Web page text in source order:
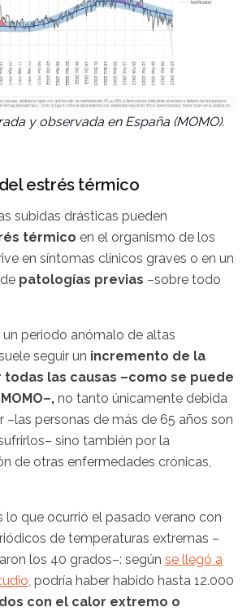
y observada en España (MOMO).
estrés térmico
subidas drásticas pueden
térmico en el organismo de los
en síntomas clínicos graves o en un
patologías previas –sobre todo
un periodo anómalo de altas
seguir un incremento de la
las causas –como se puede
no tanto únicamente debida
–las personas de más de 65 años son
sino también por la
de otras enfermedades crónicas,
lo que ocurrió el pasado verano con
de temperaturas extremas –
los 40 grados–: según se llegó a
podría haber habido hasta 12.000
con el calor extremo o